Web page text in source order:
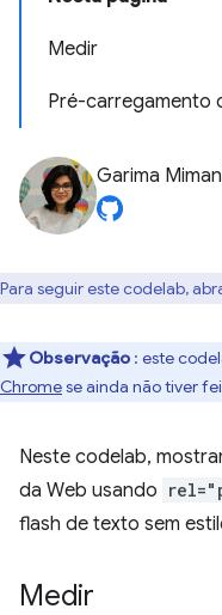
Medir
Pré-carregamento
Garima
Para seguir este codelab,
Observação : este
Chromese ainda não tiver
Neste codelab,
da Web usando
flash de texto sem
Medir